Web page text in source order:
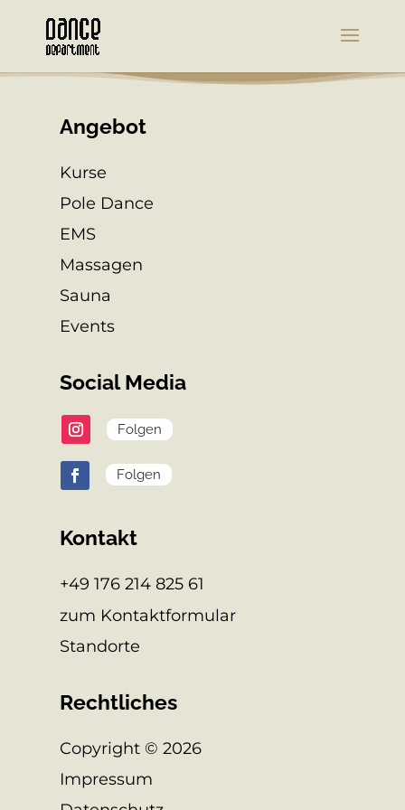
Angebot
Kurse
Pole Dance
EMS
Massagen
Sauna
Events
Social Media
Folgen
Folgen
Kontakt
+49 176 214 825 61
zum Kontaktformular
Standorte
Rechtliches
Copyright © 2026
Impressum